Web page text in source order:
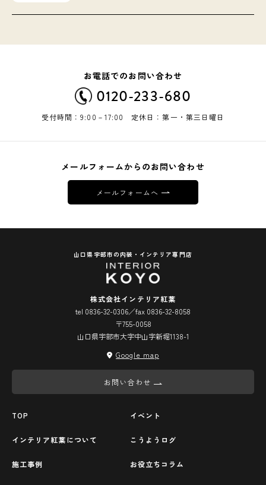
お電話でのお問い合わせ
0120-233-680
受付時間：9:00－17:00 定休日：第一・第三日曜日
メールフォームからのお問い合わせ
メールフォームへ
山口県宇部市の内装・インテリア専門店
株式会社インテリア紅葉
tel 0836-32-0306／fax 0836-32-8058
〒755-0058
山口県宇部市大字中山字新堀1138-1
Google map
お問い合わせ
TOP
インテリア紅葉について
施工事例
イベント
こうようログ
お役立ちコラム